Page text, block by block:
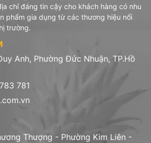
chỉ đáng tin cậy cho khách hàng có nhu
phẩm gia dụng từ các thương hiệu nổi
trường.
Anh, Phường Đức Nhuận, TP.Hồ
781
Thượng - Phường Kim Liên -